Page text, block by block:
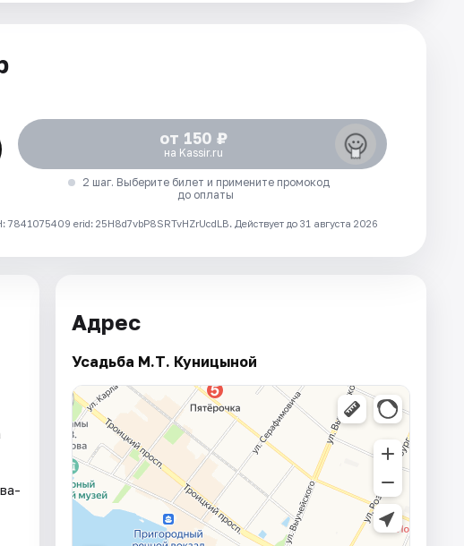
от 150 ₽
на Kassir.ru
2 шаг. Выберите билет и примените промокод
до оплаты
erid: 25H8d7vbP8SRTvHZrUcdLB. Действует до 31 августа 2026
Адрес
Усадьба М.Т. Куницыной